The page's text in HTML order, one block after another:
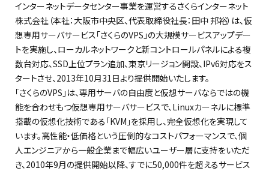
インターネットデータセンター事業を運営するさくらインターネット
株式会社（本社：大阪市中央区、代表取締役社長：田中 邦裕）は、仮
想専用サーバサービス「さくらのVPS」の大規模サービスアップデー
トを実施し、ローカルネットワークと新コントロールパネルによる複
数台対応、SSD上位プラン追加、東京リージョン開設、IPv6対応をス
タートさせ、2013年10月31日より提供開始いたします。
「さくらのVPS」は、専用サーバの自由度と仮想サーバならではの機
能を合わせもつ仮想専用サーバサービスで、Linuxカーネルに標準
搭載の仮想化技術である「KVM」を採用し、完全仮想化を実現して
います。高性能・低価格という圧倒的なコストパフォーマンスで、個
人エンジニアから一般企業まで幅広いユーザー層に支持をいただ
き、2010年9月の提供開始以降、すでに50,000件を超えるサービス